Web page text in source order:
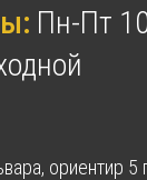
Пн-Пт
ориентир